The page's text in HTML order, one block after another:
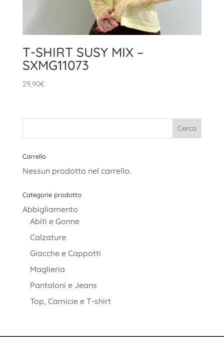
T-SHIRT SUSY MIX –
SXMG11073
29,90€
Carrello
Nessun prodotto nel carrello.
Categorie prodotto
Abbigliamento
Abiti e Gonne
Calzature
Giacche e Cappotti
Maglieria
Pantaloni e Jeans
Top, Camicie e T-shirt